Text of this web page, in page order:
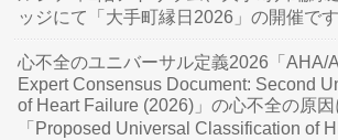
ッジにて「大手町縁日2026」の開催です
心不全のユニバーサル定義2026「AHA/
Expert Consensus Document: Second
of Heart Failure (2026)」の心不全の原
「Proposed Universal Classification of